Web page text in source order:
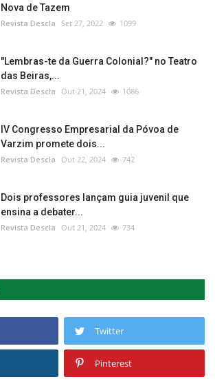
Nova de Tazem
Revista Descla Set 27, 2022 1099
"Lembras-te da Guerra Colonial?" no Teatro
das Beiras,...
Revista Descla Out 21, 2024 1086
IV Congresso Empresarial da Póvoa de
Varzim promete dois...
Revista Descla Out 22, 2024 742
Dois professores lançam guia juvenil que
ensina a debater...
Revista Descla Out 21, 2024 734
Twitter
Pinterest